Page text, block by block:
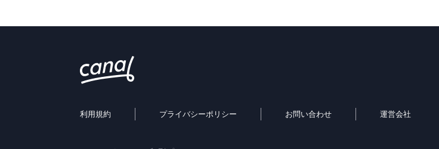
利用規約 プライバシーポリシー お問い合わせ 運営会社